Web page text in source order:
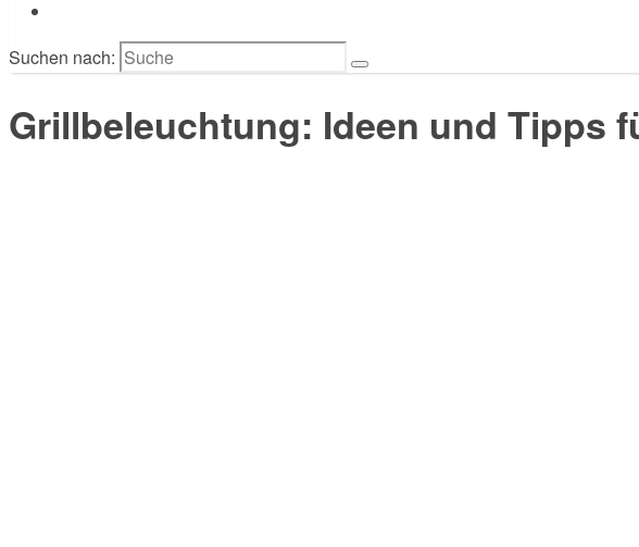
Suchen nach:
Grillbeleuchtung: Ideen und Tipps